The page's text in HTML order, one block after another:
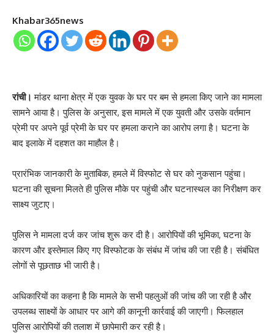
Khabar365news
रांची। मांडर थाना क्षेत्र में एक युवक के घर पर बम से हमला किए जाने का मामला
सामने आया है। पुलिस के अनुसार, इस मामले में एक युवती और उसके वर्तमान
प्रेमी पर अपने पूर्व प्रेमी के घर पर हमला कराने का आरोप लगा है। घटना के
बाद इलाके में दहशत का माहौल है।
प्रारंभिक जानकारी के मुताबिक, हमले में विस्फोट से घर को नुकसान पहुंचा।
घटना की सूचना मिलते ही पुलिस मौके पर पहुंची और घटनास्थल का निरीक्षण कर
साक्ष्य जुटाए।
पुलिस ने मामला दर्ज कर जांच शुरू कर दी है। आरोपियों की भूमिका, घटना के
कारण और इस्तेमाल किए गए विस्फोटक के संबंध में जांच की जा रही है। संबंधित
लोगों से पूछताछ भी जारी है।
अधिकारियों का कहना है कि मामले के सभी पहलुओं की जांच की जा रही है और
उपलब्ध साक्ष्यों के आधार पर आगे की कानूनी कार्रवाई की जाएगी। फिलहाल
पुलिस आरोपियों की तलाश में छापेमारी कर रही है।